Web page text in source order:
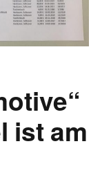
ist am